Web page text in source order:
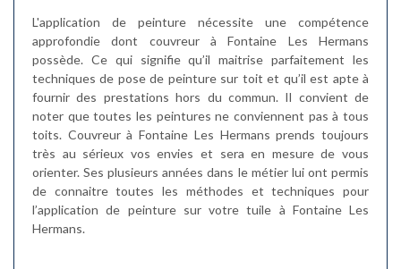
L'application de peinture nécessite une compétence
approfondie dont couvreur à Fontaine Les Hermans
possède. Ce qui signifie qu’il maitrise parfaitement les
techniques de pose de peinture sur toit et qu’il est apte à
fournir des prestations hors du commun. Il convient de
noter que toutes les peintures ne conviennent pas à tous
toits. Couvreur à Fontaine Les Hermans prends toujours
très au sérieux vos envies et sera en mesure de vous
orienter. Ses plusieurs années dans le métier lui ont permis
de connaitre toutes les méthodes et techniques pour
l’application de peinture sur votre tuile à Fontaine Les
Hermans.